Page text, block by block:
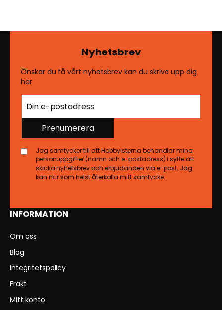
INFORMATION
Om oss
Blog
Integritetspolicy
Frakt
Mitt konto
Nyhetsbrev
Önskar du få vårt nyhetsbrev kan du skriva upp dig
här
Prenumerera
Jag samtycker till att Hobbyisterna behandlar mina
personuppgifter (namn och e-postadress) i syfte att
skicka nyhetsbrev och erbjudanden via e-post. Jag
kan när som helst återkalla mitt samtycke.